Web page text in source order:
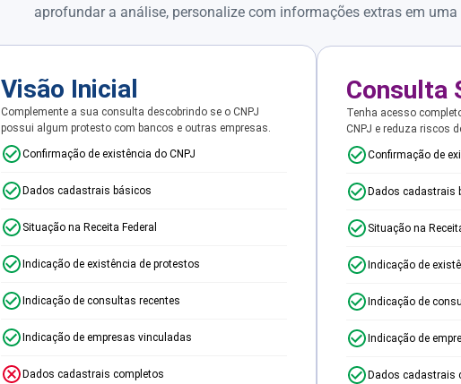
aprofundar a análise, personalize com informações extras em
Visão Inicial
Complemente a sua consulta descobrindo se o CNPJ
possui algum protesto com bancos e outras empresas.
Confirmação de existência do CNPJ
Dados cadastrais básicos
Situação na Receita Federal
Indicação de existência de protestos
Indicação de consultas recentes
Indicação de empresas vinculadas
Dados cadastrais completos
Consulta
Tenha acesso
CNPJ e reduza riscos
Confirmação de
Dados cadastrais
Situação na
Indicação de
Indicação de
Indicação de
Dados cadastrais